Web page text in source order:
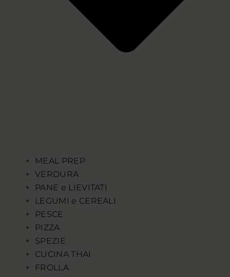
MEAL PREP
VERDURA
PANE e LIEVITATI
LEGUMI e CEREALI
PESCE
PIZZA
SPEZIE
CUCINA THAI
FROLLA